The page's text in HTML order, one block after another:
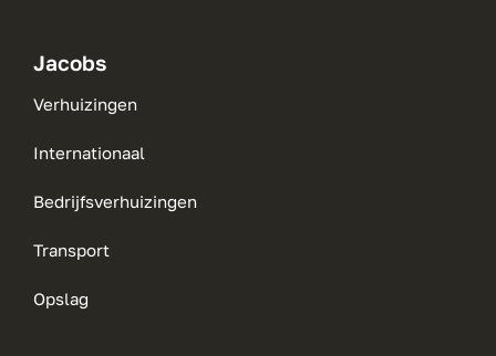
Jacobs
Verhuizingen
Internationaal
Bedrijfsverhuizingen
Transport
Opslag